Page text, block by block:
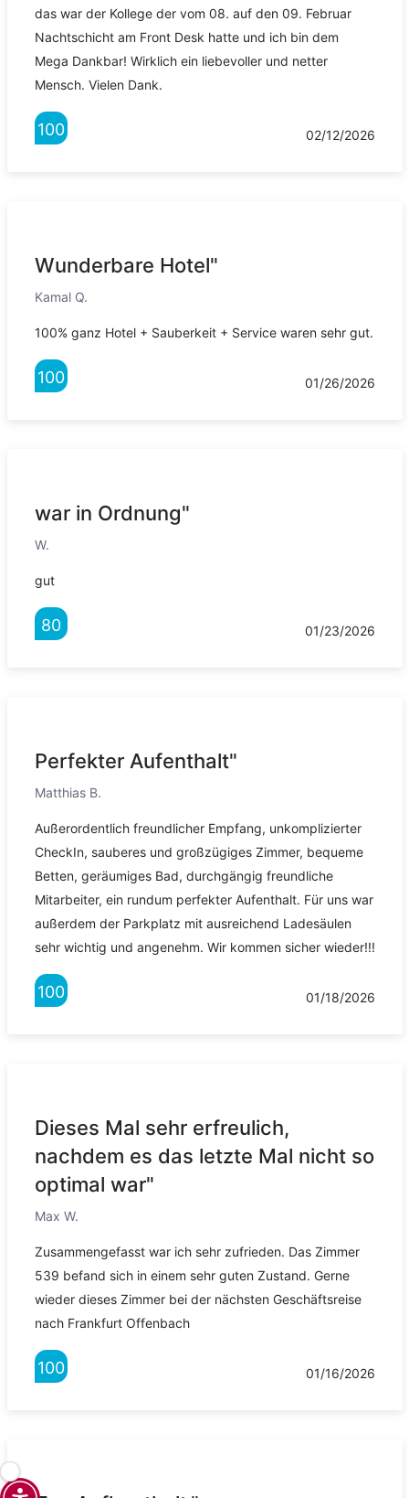
das war der Kollege der vom 08. auf den 09. Februar
Nachtschicht am Front Desk hatte und ich bin dem
Mega Dankbar! Wirklich ein liebevoller und netter
Mensch. Vielen Dank.
100 02/12/2026
Wunderbare Hotel"
Kamal Q.
100% ganz Hotel + Sauberkeit + Service waren sehr gut.
100 01/26/2026
war in Ordnung"
W.
gut
80 01/23/2026
Perfekter Aufenthalt"
Matthias B.
Außerordentlich freundlicher Empfang, unkomplizierter
CheckIn, sauberes und großzügiges Zimmer, bequeme
Betten, geräumiges Bad, durchgängig freundliche
Mitarbeiter, ein rundum perfekter Aufenthalt. Für uns war
außerdem der Parkplatz mit ausreichend Ladesäulen
sehr wichtig und angenehm. Wir kommen sicher wieder!!!
100 01/18/2026
Dieses Mal sehr erfreulich,
nachdem es das letzte Mal nicht so
optimal war"
Max W.
Zusammengefasst war ich sehr zufrieden. Das Zimmer
539 befand sich in einem sehr guten Zustand. Gerne
wieder dieses Zimmer bei der nächsten Geschäftsreise
nach Frankfurt Offenbach
100 01/16/2026